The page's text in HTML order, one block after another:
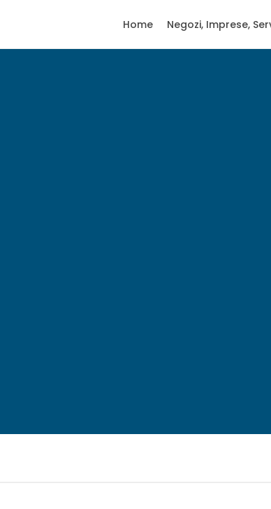
Home Negozi, Imprese,